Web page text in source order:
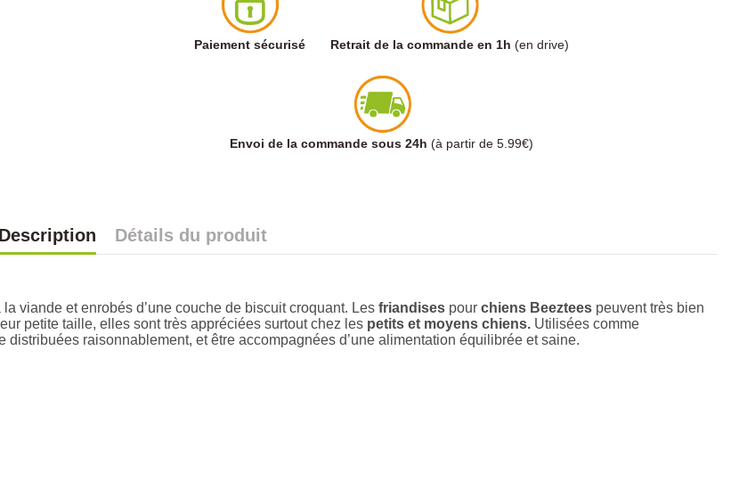
Paiement sécurisé Retrait de la commande en 1h (en drive)
Envoi de la commande sous 24h (à partir de 5.99€)
Description Détails du produit
la viande et enrobés d’une couche de biscuit croquant. Les friandises pour chiens Beeztees peuvent très bien
petite taille, elles sont très appréciées surtout chez les petits et moyens chiens. Utilisées comme
distribuées raisonnablement, et être accompagnées d’une alimentation équilibrée et saine.